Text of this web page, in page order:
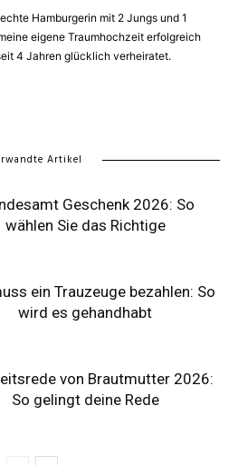
Hamburgerin mit 2 Jungs und 1
eigene Traumhochzeit erfolgreich
4 Jahren glücklich verheiratet.
Artikel
Geschenk 2026: So
wählen Sie das Richtige
ein Trauzeuge bezahlen: So
wird es gehandhabt
von Brautmutter 2026:
So gelingt deine Rede